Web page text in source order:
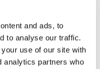
and ads, to
to analyse our traffic.
use of our site with
analytics partners who
NON